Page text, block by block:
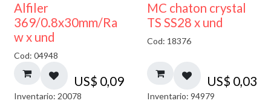
Alfiler
369/0.8x30mm/Ra
w x und
Cod: 04948
US$ 0,09
Inventario: 20078
MC chaton crystal
TS SS28 x und
Cod: 18376
US$ 0,03
Inventario: 94979